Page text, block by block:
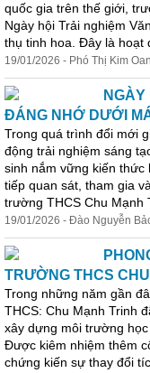
quốc gia trên thế giới,
Ngày hội Trải nghiệm
thụ tinh hoa. Đây là hoạt
19/01/2026 - Phó Thị Kim
NGÀY
ĐÁNG NHỚ DƯỚI
Trong quá trình đổi mới
động trải nghiệm sáng
sinh nắm vững kiến
tiếp quan sát, tham gia
trường THCS Chu Mạnh
19/01/2026 - Đào Nguyễn
TRƯỜNG THCS
Trong những năm gần
THCS: Chu Mạnh Trinh
xây dựng môi trường
Được kiêm nhiệm thêm
chứng kiến sự thay đổi